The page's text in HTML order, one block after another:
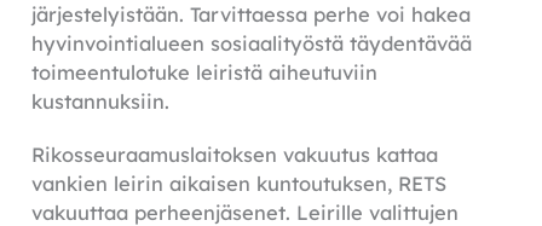
järjestelyistään. Tarvittaessa perhe voi hakea
hyvinvointialueen sosiaalityöstä täydentävää
toimeentulotuke leiristä aiheutuviin
kustannuksiin.
Rikosseuraamuslaitoksen vakuutus kattaa
vankien leirin aikaisen kuntoutuksen, RETS
vakuuttaa perheenjäsenet. Leirille valittujen